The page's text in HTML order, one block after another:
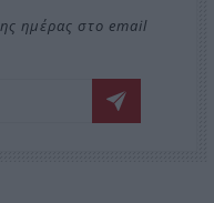
ημέρας στο email